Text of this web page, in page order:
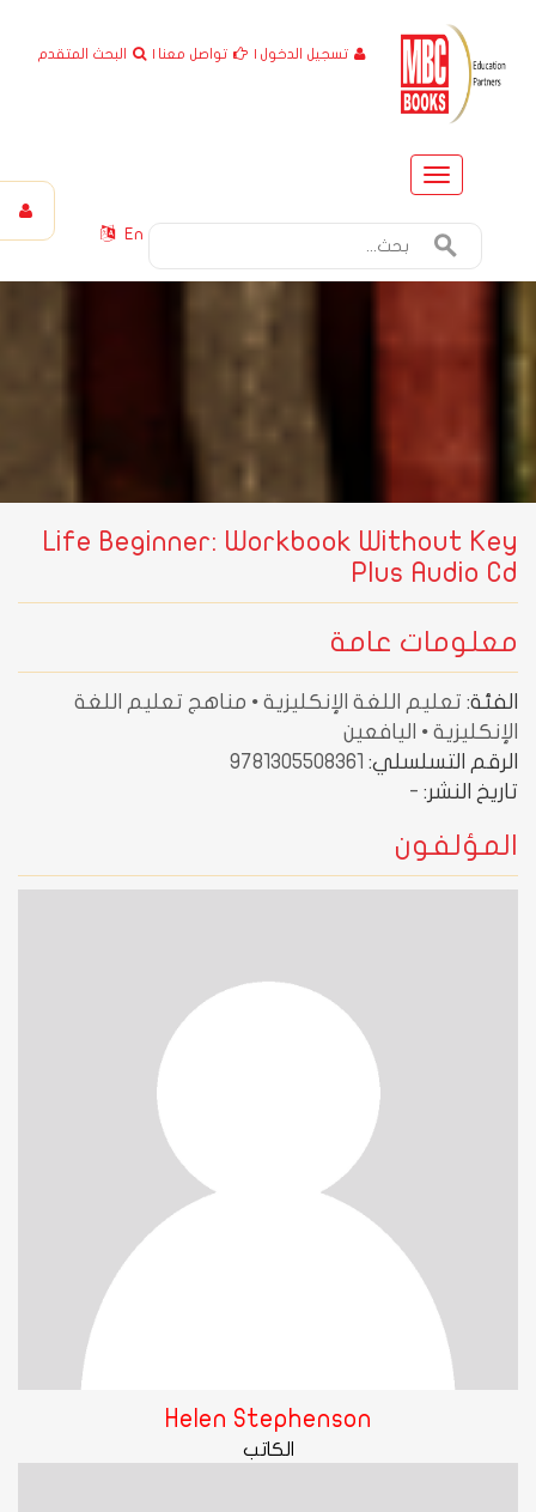
| البحث المتقدم | تواصل معنا تسجيل الدخول
Toggle
navigation
En
Life Beginner: Workbook Without Key
Plus Audio Cd
معلومات عامة
الفئة: تعليم اللغة الإنكليزية • مناهج تعليم اللغة
الإنكليزية • اليافعين
الرقم التسلسلي: 9781305508361
تاريخ النشر: -
المؤلفون
Helen Stephenson
الكاتب